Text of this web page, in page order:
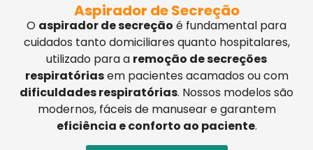
Aspirador de Secreção
O aspirador de secreção é fundamental para
cuidados tanto domiciliares quanto hospitalares,
utilizado para a remoção de secreções
respiratóriasem pacientes acamados ou com
dificuldades respiratórias. Nossos modelos são
modernos, fáceis de manusear e garantem
eficiência e conforto ao paciente.